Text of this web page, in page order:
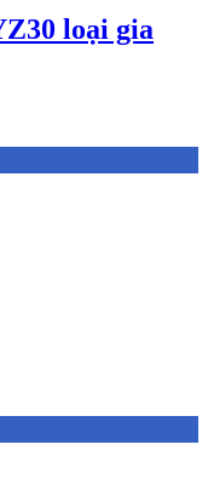
loại gia